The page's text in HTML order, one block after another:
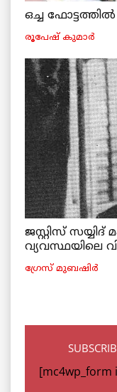
ഒച്ച ഫോട്ടത്തിൽ
രൂപേഷ്‌ കുമാര്‍
ജസ്റ്റിസ്
വ്യവസ്ഥയിലെ
ഗ്രേസ് മുബഷിർ
[mc4wp_form